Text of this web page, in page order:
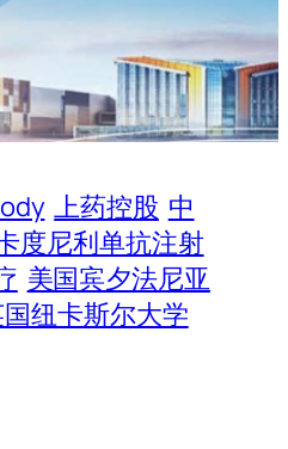
上药控股 中
度尼利单抗注射
美国宾夕法尼亚
纽卡斯尔大学